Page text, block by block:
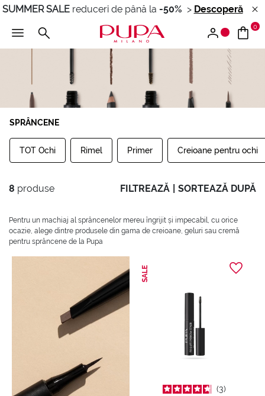
SUMMER SALEreduceri de până la -50% > Descoperă
0
SPRÂNCENE
TOT Ochi Rimel Primer Creioane pentru ochi
8 produse FILTREAZĂ SORTEAZĂ DUPĂ
Pentru un machiaj al sprâncenelor mereu îngrijit și impecabil, cu orice
ocazie, alege dintre produsele din gama de creioane, geluri sau cremă
pentru sprâncene de la Pupa
SALE
3